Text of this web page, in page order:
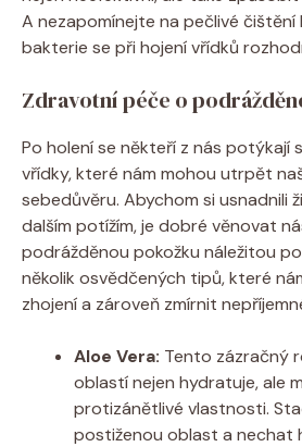
A nezapomínejte na pečlivé
bakterie se při hojení vřídků
Zdravotní péče o
Po holení se někteří z nás potýkají
vřídky, které nám mohou utrpět
sebedůvěru. Abychom si usnadnili
dalším potížím, je dobré věnovat
podrážděnou pokožku náležitou
několik osvědčených tipů, které
zhojení a zároveň zmírnit
Aloe Vera: Tento zázračný
oblastí nejen hydratuje, ale
protizánětlivé vlastnosti.
postiženou oblast a nechat